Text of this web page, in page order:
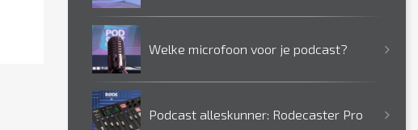
Welke microfoon voor je podcast?
Podcast alleskunner: Rodecaster Pro